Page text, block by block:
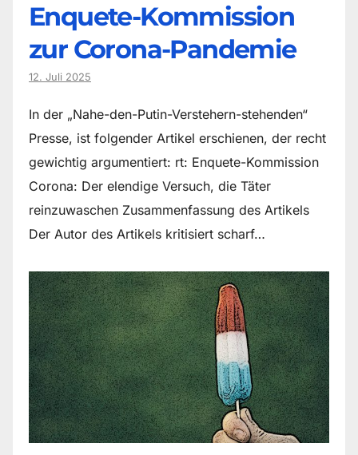
Enquete-Kommission
zur Corona-Pandemie
12. Juli 2025
In der „Nahe-den-Putin-Verstehern-stehenden“
Presse, ist folgender Artikel erschienen, der recht
gewichtig argumentiert: rt: Enquete-Kommission
Corona: Der elendige Versuch, die Täter
reinzuwaschen Zusammenfassung des Artikels
Der Autor des Artikels kritisiert scharf…